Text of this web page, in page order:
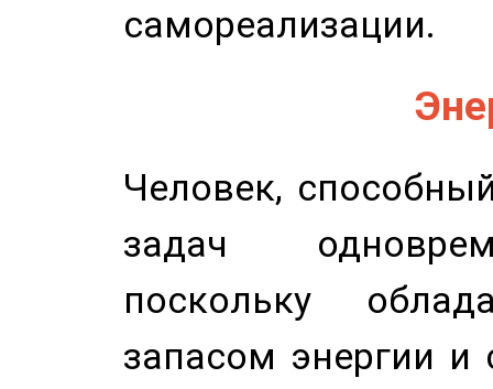
самореализации.
Человек,
задач
поскольку
запасом энергии и